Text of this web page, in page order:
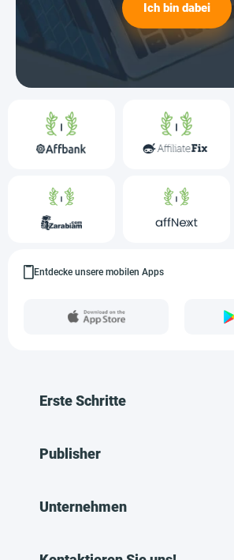
Ich bin dabei
Entdecke unsere mobilen Apps
Erste Schritte
Publisher
Unternehmen